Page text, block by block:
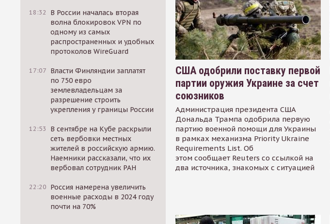
18:32
В России началась вторая
волна блокировок VPN по
одному из самых
распространенных и удобных
протоколов WireGuard
17:07 Власти Финляндии заплатят
по 750 евро
землевладельцам за
разрешение строить
укрепления у границы России
12:53
В сентябре на Кубе раскрыли
сеть вербовки местных
жителей в российскую армию.
Наемники рассказали, что их
вербовал сотрудник РАН
22:20 Россия намерена увеличить
военные расходы в 2024 году
почти на 70%
США одобрили поставку первой
партии оружия Украине за счет
союзников
Администрация президента США
Дональда Трампа одобрила первую
партию военной помощи для Украины
в рамках механизма Priority Ukraine
Requirements List. Об
этом сообщает Reuters со ссылкой на
два источника, знакомых с ситуацией